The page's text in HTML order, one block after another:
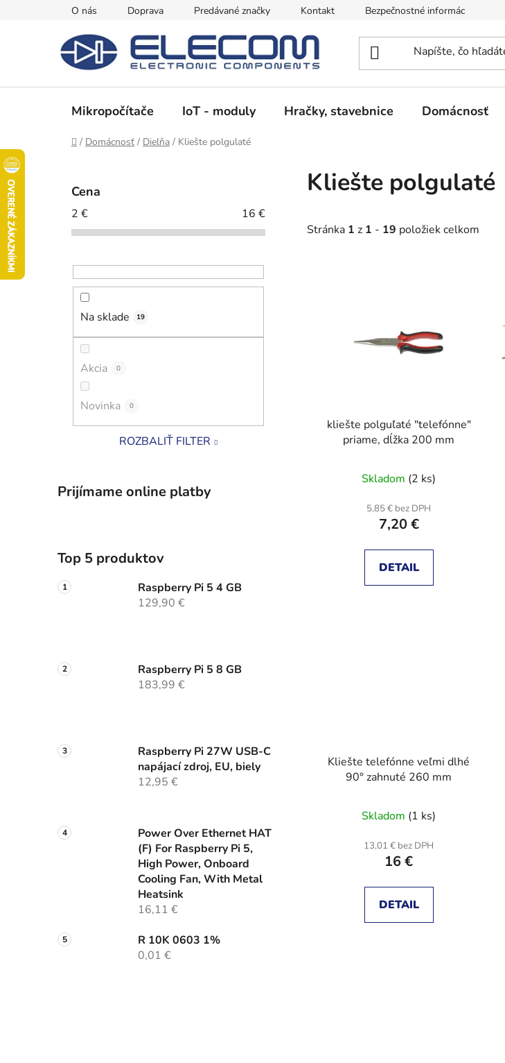
O nás Doprava Predávané značky Kontakt Bezpečnostné informácie
Mikropočítače IoT - moduly Hračky, stavebnice Domácnosť
Domov
/ Domácnosť / Dielňa / Kliešte polgulaté
Cena
2 € 16 €
Na sklade 19
Akcia 0
Novinka 0
ROZBALIŤ FILTER
Prijímame online platby
Top 5 produktov
Raspberry Pi 5 4 GB
129,90 €
Raspberry Pi 5 8 GB
183,99 €
Raspberry Pi 27W USB-C
napájací zdroj, EU, biely
12,95 €
Power Over Ethernet HAT
(F) For Raspberry Pi 5,
High Power, Onboard
Cooling Fan, With Metal
Heatsink
16,11 €
R 10K 0603 1%
0,01 €
Kliešte polgulaté
Stránka 1 z 1 - 19 položiek celkom
kliešte polguľaté "telefónne"
priame, dĺžka 200 mm
Skladom (2 ks)
5,85 € bez DPH
7,20 €
DETAIL
Kliešte telefónne veľmi dlhé
90° zahnuté 260 mm
Skladom (1 ks)
13,01 € bez DPH
16 €
DETAIL